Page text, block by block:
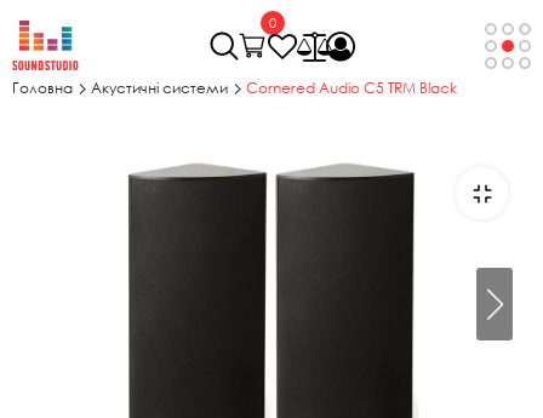
0
Головна Акустичні системи Cornered Audio C5 TRM Black